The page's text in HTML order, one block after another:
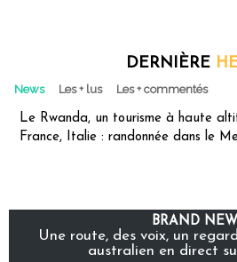
DERNIÈRE
News Les + lus Les + commentés
Le Rwanda, un tourisme à haute
France, Italie : randonnée dans le
BRAND
Une route, des voix, un
australien en direct